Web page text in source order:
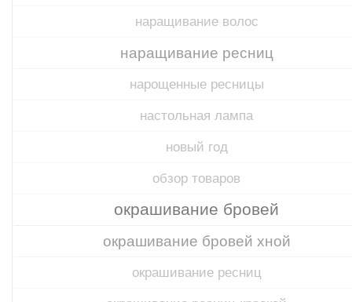
наращивание волос
наращивание ресниц
нарощенные ресницы
настольная лампа
новый год
обзор товаров
окрашивание бровей
окрашивание бровей хной
окрашивание ресниц